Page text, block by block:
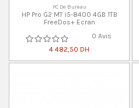
PC De Bureau
HP Pro G2 MT i5-8400 4GB 1TB
FreeDos+ Ecran
0 Avis
4 482,50 DH